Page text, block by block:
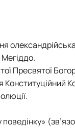
Пресвятої